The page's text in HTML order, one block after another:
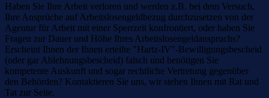
Haben Sie Ihre Arbeit verloren und werden z.B. bei dem Versuch,
Ihre Ansprüche auf Arbeitslosengeldbezug durchzusetzen von der
Agentur für Arbeit mit einer Sperrzeit konfrontiert, oder haben Sie
Fragen zur Dauer und Höhe Ihres Arbeitslosengeldanspruchs?
Erscheint Ihnen der Ihnen erteilte "Hartz-IV"-Bewilligungsbescheid
(oder gar Ablehnungsbescheid) falsch und benötigen Sie
kompetente Auskunft und sogar rechtliche Vertretung gegenüber
den Behörden? Kontaktieren Sie uns, wir stehen Ihnen mit Rat und
Tat zur Seite.